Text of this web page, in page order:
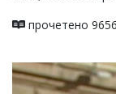
прочетено